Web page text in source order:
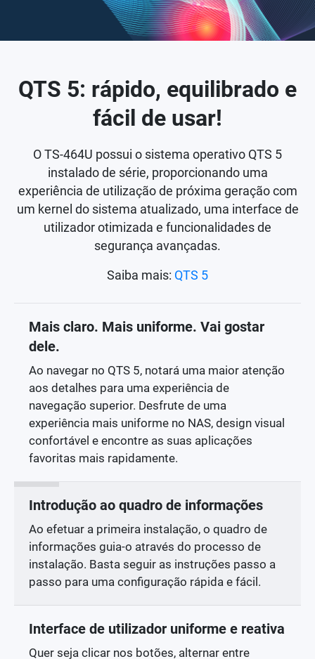
QTS 5: rápido, equilibrado e
O TS-464U possui o sistema operativo QTS 5
instalado de série, proporcionando uma
experiência de utilização de próxima geração com
um kernel do sistema atualizado, uma interface de
utilizador otimizada e funcionalidades de
Mais claro. Mais uniforme. Vai gostar
dele.
Ao navegar no QTS 5, notará uma maior atenção
aos detalhes para uma experiência de
navegação superior. Desfrute de uma
experiência mais uniforme no NAS, design visual
confortável e encontre as suas aplicações
favoritas mais rapidamente.
Introdução ao quadro de informações
Ao efetuar a primeira instalação, o quadro de
informações guia-o através do processo de
instalação. Basta seguir as instruções passo a
passo para uma configuração rápida e fácil.
Interface de utilizador uniforme e reativa